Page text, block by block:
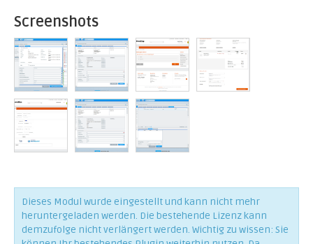
Screenshots
Dieses Modul wurde eingestellt und kann nicht mehr
heruntergeladen werden. Die bestehende Lizenz kann
demzufolge nicht verlängert werden. Wichtig zu wissen: Sie